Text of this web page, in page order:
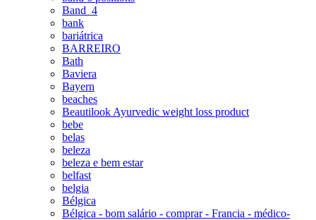
Band_4
bank
bariátrica
BARREIRO
Bath
Baviera
Bayern
beaches
Beautilook Ayurvedic weight loss product
bebe
belas
beleza
beleza e bem estar
belfast
belgia
Bélgica
Bélgica - bom salário - comprar - Francia - médico-